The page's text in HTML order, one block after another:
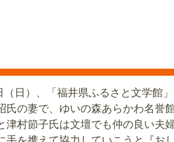
（日）、「福井県ふるさと文学館
氏の妻で、ゆいの森あらかわ名
津村節子氏は文壇でも仲の良い